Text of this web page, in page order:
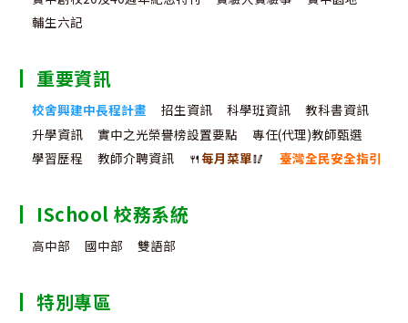
輔生六記
重要資訊
校舍興建中長程計畫 招生資訊 科學班資訊
教科書資訊
升學資訊
實中之光榮譽榜設置要點
專任(代理)教師甄選
學習歷程
教師介聘資訊 🍴每月菜單🥢 臺灣全民安全指引
ISchool 校務系統
高中部 國中部 雙語部
特別專區